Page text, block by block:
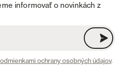
informovať o novinkách z
ochrany osobných údajov.